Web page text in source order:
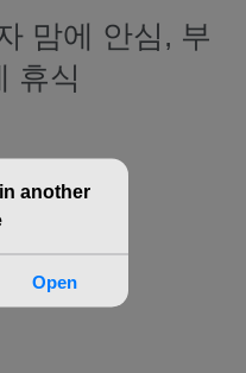
맘에 안심, 부
휴식